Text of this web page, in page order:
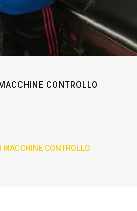
CONTROLLO
MACCHINE CONTROLLO